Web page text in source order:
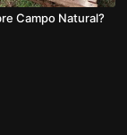
Campo Natural?